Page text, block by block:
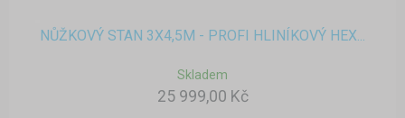
NŮŽKOVÝ STAN 3X4,5M - PROFI HLINÍKOVÝ HEX...
Skladem
25 999,00 Kč